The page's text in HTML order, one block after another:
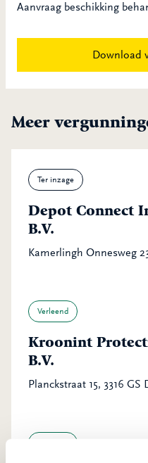
Aanvraag beschikking
Download
Meer
Ter inzage
Depot Connect
B.V.
Kamerlingh Onnesweg
Verleend
Kroonint
B.V.
Planckstraat 15, 3316 GS